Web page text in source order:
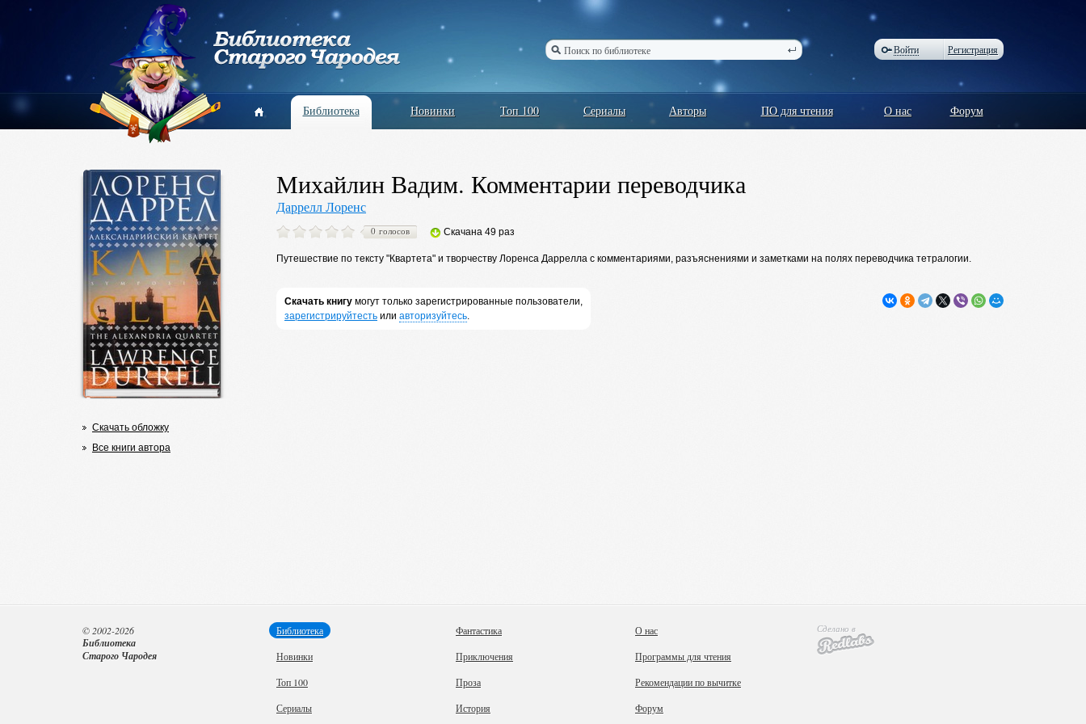
Войти Регистрация
Библиотека Новинки Топ 100 Сериалы Авторы ПО для чтения О нас Форум
Скачать обложку
Все книги автора
Михайлин Вадим. Комментарии переводчика
Даррелл Лоренс
0 голосов Скачана 49 раз
Путешествие по тексту "Квартета" и творчеству Лоренса Даррелла с комментариями, разъяснениями и заметками на полях переводчика тетралогии.
Скачать книгу могут только зарегистрированные пользователи,
зарегистрируйтесть или авторизуйтесь.
Библиотека
Новинки
Топ 100
Сериалы
Фантастика
Приключения
Проза
История
О нас
Программы для чтения
Рекомендации по вычитке
Форум
© 2002-2026
Библиотека
Старого Чародея
Сделано в